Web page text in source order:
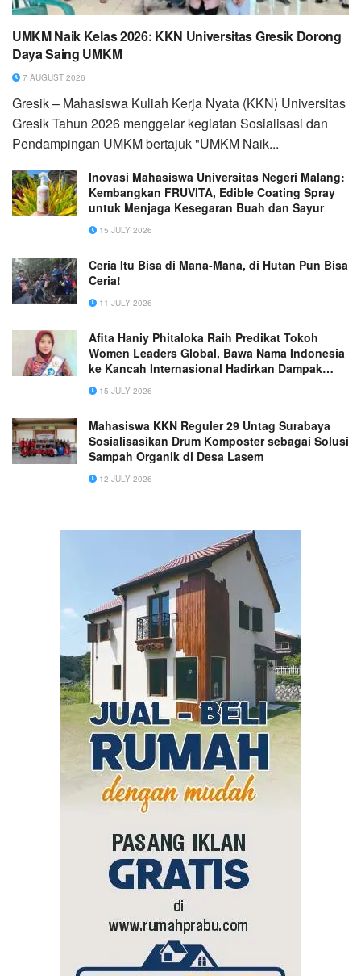
UMKM Naik Kelas 2026: KKN Universitas Gresik Dorong
Daya Saing UMKM
7 AUGUST 2026
Gresik – Mahasiswa Kuliah Kerja Nyata (KKN) Universitas
Gresik Tahun 2026 menggelar kegiatan Sosialisasi dan
Pendampingan UMKM bertajuk "UMKM Naik...
Inovasi Mahasiswa Universitas Negeri Malang:
Kembangkan FRUVITA, Edible Coating Spray
untuk Menjaga Kesegaran Buah dan Sayur
15 JULY 2026
Ceria Itu Bisa di Mana-Mana, di Hutan Pun Bisa
Ceria!
11 JULY 2026
Afita Haniy Phitaloka Raih Predikat Tokoh
Women Leaders Global, Bawa Nama Indonesia
ke Kancah Internasional Hadirkan Dampak
Melalui 40+ Program Bersama Para Perempuan
dari 80+ Negara
15 JULY 2026
Mahasiswa KKN Reguler 29 Untag Surabaya
Sosialisasikan Drum Komposter sebagai Solusi
Sampah Organik di Desa Lasem
12 JULY 2026